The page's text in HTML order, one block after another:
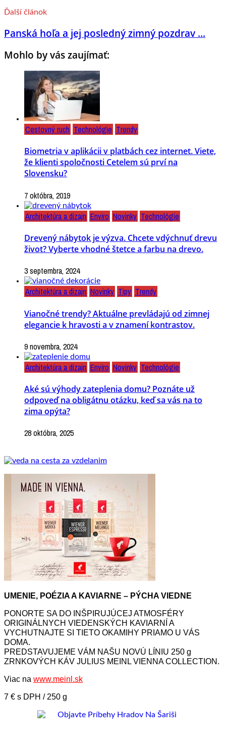
Ďalší článok
Panská hoľa a jej posledný zimný pozdrav ...
Mohlo by vás zaujímať:
Cestovný ruch Technológie Trendy
Biometria v aplikácii v platbách cez internet. Viete,
že klienti spoločnosti Cetelem sú prví na
Slovensku?
7 októbra, 2019
Architektúra a dizajn Enviro Novinky Technológie
Drevený nábytok je výzva. Chcete vdýchnuť drevu
život? Vyberte vhodné štetce a farbu na drevo.
3 septembra, 2024
Architektúra a dizajn Novinky Tipy Trendy
Vianočné trendy? Aktuálne prevládajú od zimnej
elegancie k hravosti a v znamení kontrastov.
9 novembra, 2024
Architektúra a dizajn Enviro Novinky Technológie
Aké sú výhody zateplenia domu? Poznáte už
odpoveď na obligátnu otázku, keď sa vás na to
zima opýta?
28 októbra, 2025
UMENIE, POÉZIA A KAVIARNE – PÝCHA VIEDNE
PONORTE SA DO INŠPIRUJÚCEJ ATMOSFÉRY
ORIGINÁLNYCH VIEDENSKÝCH KAVIARNÍ A
VYCHUTNAJTE SI TIETO OKAMIHY PRIAMO U VÁS
DOMA.
PREDSTAVUJEME VÁM NAŠU NOVÚ LÍNIU 250 g
ZRNKOVÝCH KÁV JULIUS MEINL VIENNA COLLECTION.
Viac na www.meinl.sk
7 € s DPH / 250 g